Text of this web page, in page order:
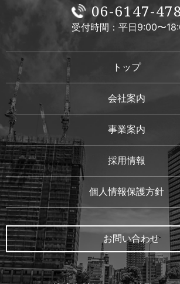
06-6147-
受付時間：平日9:00〜
トップ
会社案内
事業案内
採用情報
個人情報保護方針
お問い合わせ